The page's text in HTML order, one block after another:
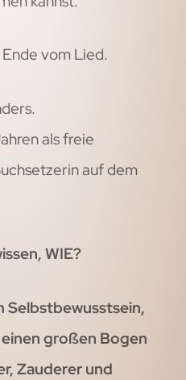
vom Lied.
als freie
auf dem
WIE?
Selbstbewusstsein,
großen Bogen
Zauderer und